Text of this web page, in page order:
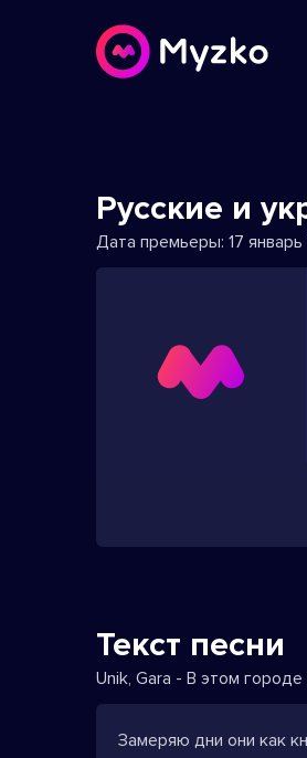
Русские и
Дата премьеры: 17
Текст песни
Unik, Gara - В этом
Замеряю дни они как